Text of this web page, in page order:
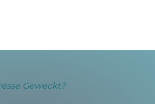
Geweckt?